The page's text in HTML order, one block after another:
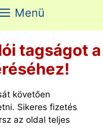
Menü
tagságot a
követően
Sikeres fizetés
az oldal teljes